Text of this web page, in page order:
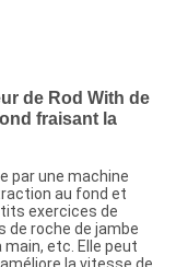
de Rod With de
fraisant la
par une machine
au fond et
exercices de
de roche de jambe
etc. Elle peut